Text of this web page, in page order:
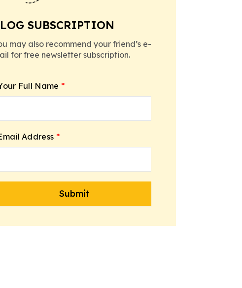
SUBSCRIPTION
may also recommend your friend’s e-
for free newsletter subscription.
Full Name *
Address *